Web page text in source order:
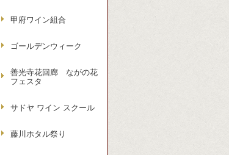
甲府ワイン組合
ゴールデンウィーク
善光寺花回廊 ながの花
フェスタ
サドヤ ワイン スクール
藤川ホタル祭り